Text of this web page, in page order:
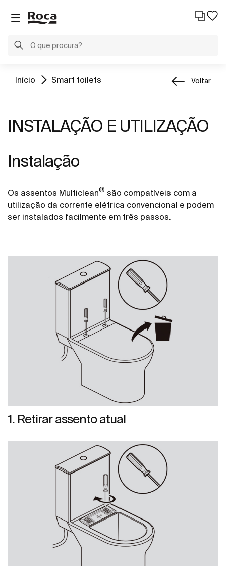
Início Smart toilets Voltar
INSTALAÇÃO E UTILIZAÇÃO
Instalação
Os assentos Multiclean® são compatíveis com a
utilização da corrente elétrica convencional e podem
ser instalados facilmente em três passos.
1. Retirar assento atual